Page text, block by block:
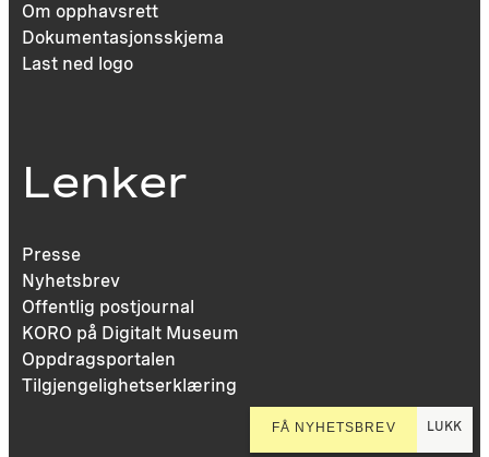
Om opphavsrett
Dokumentasjonsskjema
Last ned logo
Lenker
Presse
Nyhetsbrev
Offentlig postjournal
KORO på Digitalt Museum
Oppdragsportalen
Tilgjengelighetserklæring
FÅ NYHETSBREV LUKK